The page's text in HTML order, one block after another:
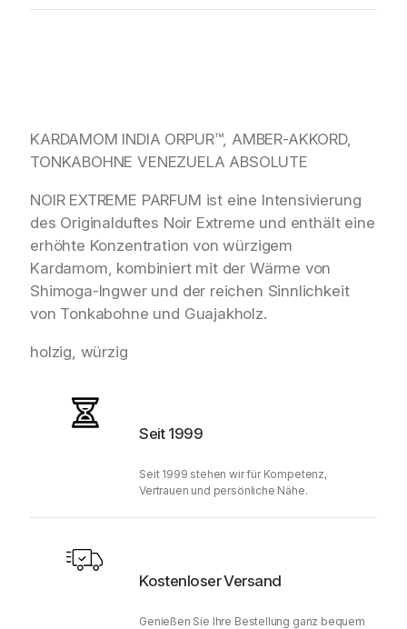
KARDAMOM INDIA ORPUR™, AMBER-AKKORD,
TONKABOHNE VENEZUELA ABSOLUTE
NOIR EXTREME PARFUM ist eine Intensivierung
des Originalduftes Noir Extreme und enthält eine
erhöhte Konzentration von würzigem
Kardamom, kombiniert mit der Wärme von
Shimoga-Ingwer und der reichen Sinnlichkeit
von Tonkabohne und Guajakholz.
holzig, würzig
Seit 1999
Seit 1999 stehen wir für Kompetenz,
Vertrauen und persönliche Nähe.
Kostenloser Versand
Genießen Sie Ihre Bestellung ganz bequem